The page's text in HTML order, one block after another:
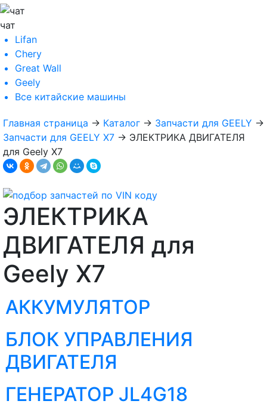
чат
Lifan
Chery
Great Wall
Geely
Все китайские машины
Главная страница → Каталог → Запчасти для GEELY →
Запчасти для GEELY X7 → ЭЛЕКТРИКА ДВИГАТЕЛЯ
для Geely X7
ЭЛЕКТРИКА
ДВИГАТЕЛЯ для
Geely X7
АККУМУЛЯТОР
БЛОК УПРАВЛЕНИЯ
ДВИГАТЕЛЯ
ГЕНЕРАТОР JL4G18